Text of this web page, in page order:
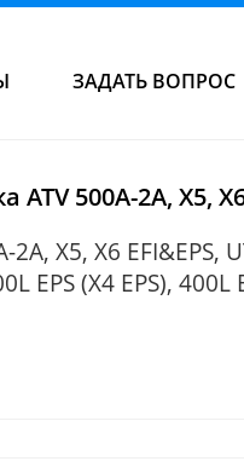
ЗАДАТЬ ВОПРОС
500A-2A, X5,
2A, X5, X6 EFI&EPS,
EPS (X4 EPS),